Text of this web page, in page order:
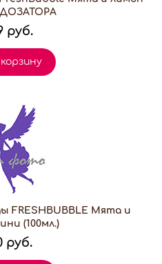
ДОЗАТОРА
руб.
FRESHBUBBLE Мята и
(100мл.)
руб.